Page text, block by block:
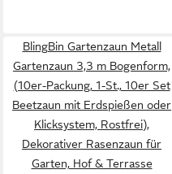
BlingBin Gartenzaun Metall
Gartenzaun 3,3 m Bogenform,
(10er-Packung, 1-St., 10er Set
Beetzaun mit Erdspießen oder
Klicksystem, Rostfrei),
Dekorativer Rasenzaun für
Garten, Hof & Terrasse